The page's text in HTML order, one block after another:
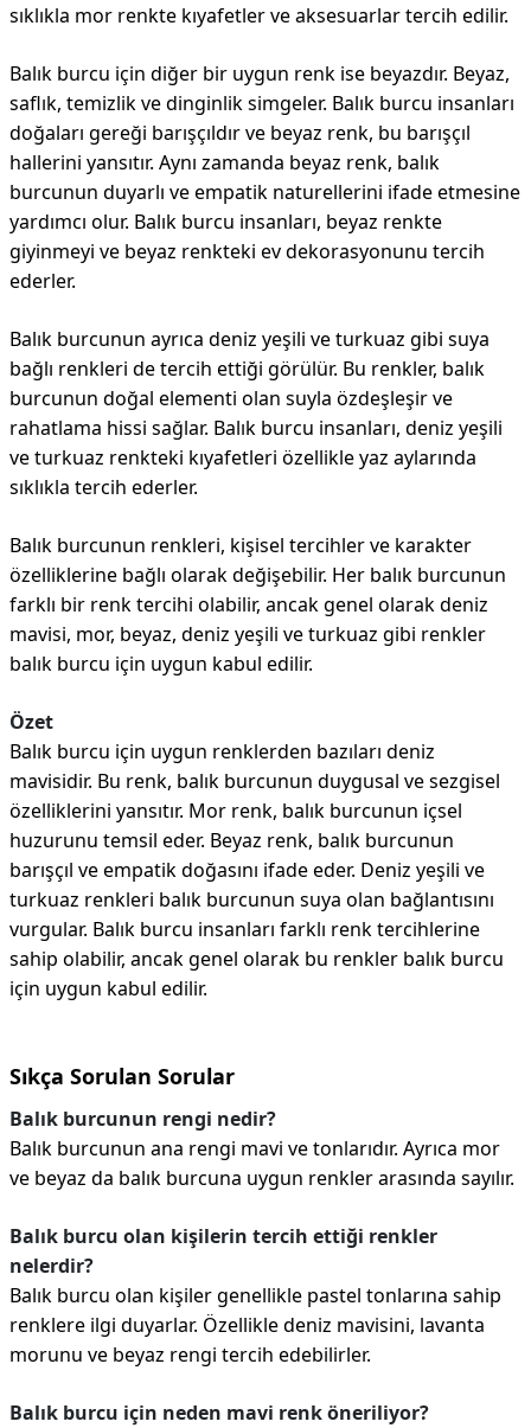
sıklıkla mor renkte kıyafetler ve aksesuarlar tercih edilir.
Balık burcu için diğer bir uygun renk ise beyazdır. Beyaz,
saflık, temizlik ve dinginlik simgeler. Balık burcu insanları
doğaları gereği barışçıldır ve beyaz renk, bu barışçıl
hallerini yansıtır. Aynı zamanda beyaz renk, balık
burcunun duyarlı ve empatik naturellerini ifade etmesine
yardımcı olur. Balık burcu insanları, beyaz renkte
giyinmeyi ve beyaz renkteki ev dekorasyonunu tercih
ederler.
Balık burcunun ayrıca deniz yeşili ve turkuaz gibi suya
bağlı renkleri de tercih ettiği görülür. Bu renkler, balık
burcunun doğal elementi olan suyla özdeşleşir ve
rahatlama hissi sağlar. Balık burcu insanları, deniz yeşili
ve turkuaz renkteki kıyafetleri özellikle yaz aylarında
sıklıkla tercih ederler.
Balık burcunun renkleri, kişisel tercihler ve karakter
özelliklerine bağlı olarak değişebilir. Her balık burcunun
farklı bir renk tercihi olabilir, ancak genel olarak deniz
mavisi, mor, beyaz, deniz yeşili ve turkuaz gibi renkler
balık burcu için uygun kabul edilir.
Özet
Balık burcu için uygun renklerden bazıları deniz
mavisidir. Bu renk, balık burcunun duygusal ve sezgisel
özelliklerini yansıtır. Mor renk, balık burcunun içsel
huzurunu temsil eder. Beyaz renk, balık burcunun
barışçıl ve empatik doğasını ifade eder. Deniz yeşili ve
turkuaz renkleri balık burcunun suya olan bağlantısını
vurgular. Balık burcu insanları farklı renk tercihlerine
sahip olabilir, ancak genel olarak bu renkler balık burcu
için uygun kabul edilir.
Sıkça Sorulan Sorular
Balık burcunun rengi nedir?
Balık burcunun ana rengi mavi ve tonlarıdır. Ayrıca mor
ve beyaz da balık burcuna uygun renkler arasında sayılır.
Balık burcu olan kişilerin tercih ettiği renkler
nelerdir?
Balık burcu olan kişiler genellikle pastel tonlarına sahip
renklere ilgi duyarlar. Özellikle deniz mavisini, lavanta
morunu ve beyaz rengi tercih edebilirler.
Balık burcu için neden mavi renk öneriliyor?